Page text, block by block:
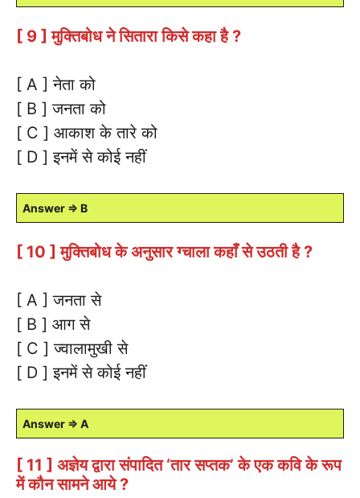
[ 9 ] मुक्तिबोध ने सितारा किसे कहा है ?
[ A ] नेता को
[ B ] जनता को
[ C ] आकाश के तारे को
[ D ] इनमें से कोई नहीं
Answer ⇒ B
[ 10 ] मुक्तिबोध के अनुसार ग्चाला कहाँ से उठती है ?
[ A ] जनता से
[ B ] आग से
[ C ] ज्वालामुखी से
[ D ] इनमें से कोई नहीं
Answer ⇒ A
[ 11 ] अज्ञेय द्वारा संपादित ‘तार सप्तक’ के एक कवि के रूप
में कौन सामने आये ?